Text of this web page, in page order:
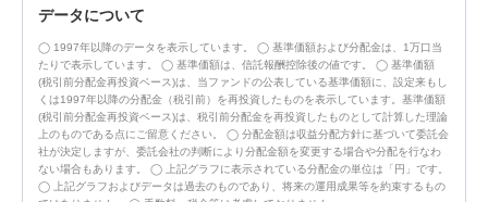
データについて
1997年以降のデータを表示しています。
基準価額および分配金は、1万口当
たりで表示しています。
基準価額は、信託報酬控除後の値です。
基準価額
(税引前分配金再投資ベース)は、当ファンドの公表している基準価額に、設定来もし
くは1997年以降の分配金（税引前）を再投資したものを表示しています。基準価額
(税引前分配金再投資ベース)は、税引前分配金を再投資したものとして計算した理論
上のものである点にご留意ください。
分配金額は収益分配方針に基づいて委託会
社が決定しますが、委託会社の判断により分配金額を変更する場合や分配を行なわ
ない場合もあります。
上記グラフに表示されている分配金の単位は「円」です。
上記グラフおよびデータは過去のものであり、将来の運用成果等を約束するもの